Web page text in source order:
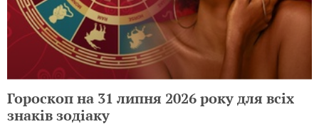
Гороскоп на 31 липня 2026 року для всіх
знаків зодіаку